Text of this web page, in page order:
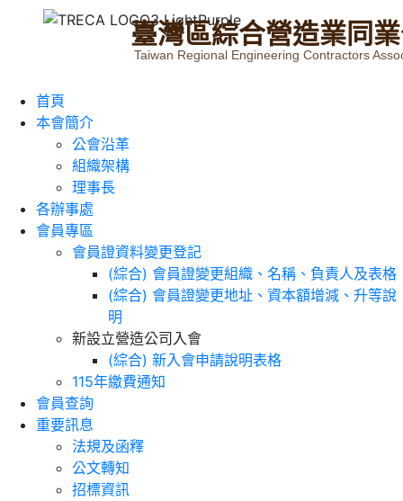
臺灣區綜合營造業同業
Taiwan Regional Engineering Contractors
首頁
本會簡介
公會沿革
組織架構
理事長
各辦事處
會員專區
會員證資料變更登記
(綜合) 會員證變更組織、名稱、負責人及表格
(綜合) 會員證變更地址、資本額增減、升等說
明
新設立營造公司入會
(綜合) 新入會申請說明表格
115年繳費通知
會員查詢
重要訊息
法規及函釋
公文轉知
招標資訊